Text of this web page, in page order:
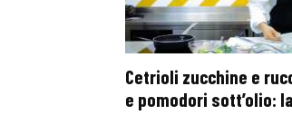
Cetrioli zucchine e
e pomodori sott’olio: